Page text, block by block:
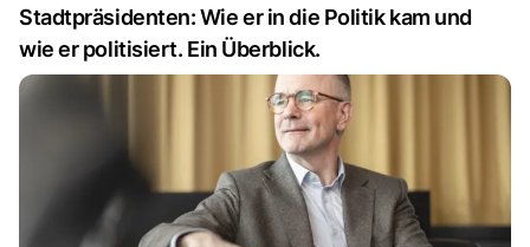
Stadtpräsidenten: Wie er in die Politik kam und
wie er politisiert. Ein Überblick.